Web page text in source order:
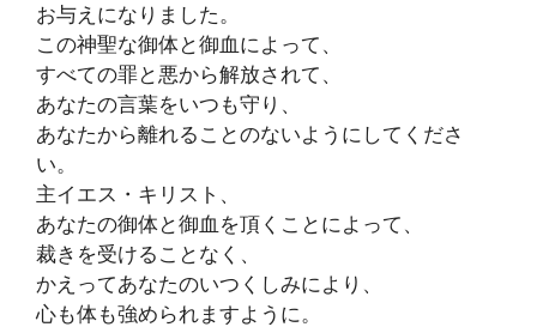
お与えになりました。
この神聖な御体と御血によって、
すべての罪と悪から解放されて、
あなたの言葉をいつも守り、
あなたから離れることのないようにしてくださ
い。
主イエス・キリスト、
あなたの御体と御血を頂くことによって、
裁きを受けることなく、
かえってあなたのいつくしみにより、
心も体も強められますように。